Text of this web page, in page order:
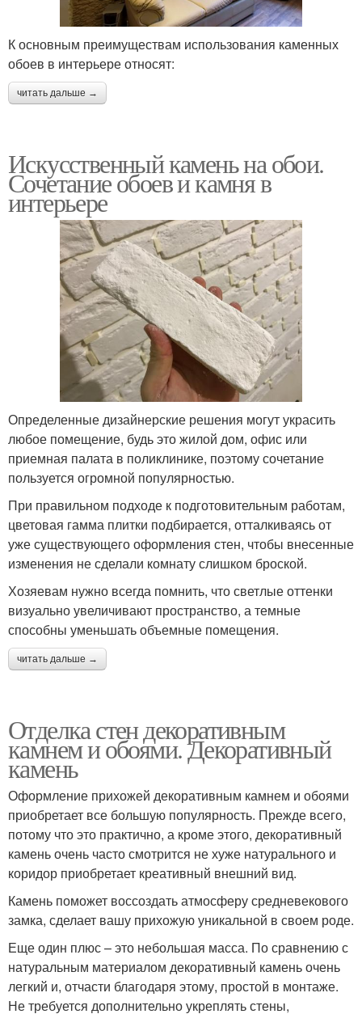
К основным преимуществам использования каменных
обоев в интерьере относят:
читать дальше →
Искусственный камень на обои.
Сочетание обоев и камня в
интерьере
Определенные дизайнерские решения могут украсить
любое помещение, будь это жилой дом, офис или
приемная палата в поликлинике, поэтому сочетание
пользуется огромной популярностью.
При правильном подходе к подготовительным работам,
цветовая гамма плитки подбирается, отталкиваясь от
уже существующего оформления стен, чтобы внесенные
изменения не сделали комнату слишком броской.
Хозяевам нужно всегда помнить, что светлые оттенки
визуально увеличивают пространство, а темные
способны уменьшать объемные помещения.
читать дальше →
Отделка стен декоративным
камнем и обоями. Декоративный
камень
Оформление прихожей декоративным камнем и обоями
приобретает все большую популярность. Прежде всего,
потому что это практично, а кроме этого, декоративный
камень очень часто смотрится не хуже натурального и
коридор приобретает креативный внешний вид.
Камень поможет воссоздать атмосферу средневекового
замка, сделает вашу прихожую уникальной в своем роде.
Еще один плюс – это небольшая масса. По сравнению с
натуральным материалом декоративный камень очень
легкий и, отчасти благодаря этому, простой в монтаже.
Не требуется дополнительно укреплять стены,